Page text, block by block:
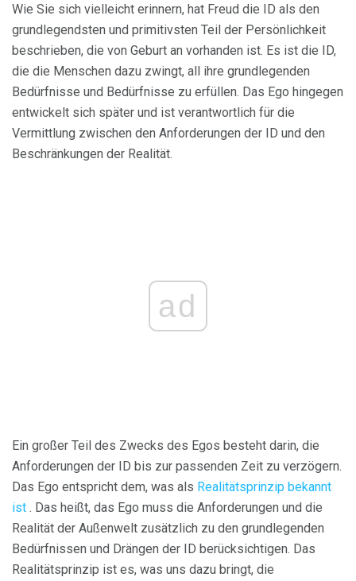
Wie Sie sich vielleicht erinnern, hat Freud die ID als den
grundlegendsten und primitivsten Teil der Persönlichkeit
beschrieben, die von Geburt an vorhanden ist. Es ist die ID,
die die Menschen dazu zwingt, all ihre grundlegenden
Bedürfnisse und Bedürfnisse zu erfüllen. Das Ego hingegen
entwickelt sich später und ist verantwortlich für die
Vermittlung zwischen den Anforderungen der ID und den
Beschränkungen der Realität.
ad
Ein großer Teil des Zwecks des Egos besteht darin, die
Anforderungen der ID bis zur passenden Zeit zu verzögern.
Das Ego entspricht dem, was als Realitätsprinzip bekannt
ist . Das heißt, das Ego muss die Anforderungen und die
Realität der Außenwelt zusätzlich zu den grundlegenden
Bedürfnissen und Drängen der ID berücksichtigen. Das
Realitätsprinzip ist es, was uns dazu bringt, die